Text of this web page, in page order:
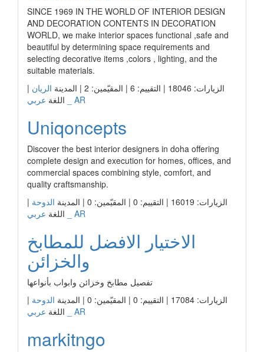
SINCE 1969 IN THE WORLD OF INTERIOR DESIGN
AND DECORATION CONTENTS IN DECORATION
WORLD, we make interior spaces functional ,safe and
beautiful by determining space requirements and
selecting decorative items ,colors , lighting, and the
suitable materials.
الزيارات: 18046 | التقييم: 6 | المقيّمين: 2 | المدينة
الريان |
اللغة عربي _ AR
Uniqoncepts
Discover the best interior designers in doha offering
complete design and execution for homes, offices, and
commercial spaces combining style, comfort, and
quality craftsmanship.
الزيارات: 16019 | التقييم: 0 | المقيّمين: 0 | المدينة
الدوحة |
اللغة عربي _ AR
الاختيار الافضل للمطابخ
والخزائن
تفصيل مطابخ وخزائن وابواب بأنواعها
الزيارات: 17084 | التقييم: 0 | المقيّمين: 0 | المدينة
الدوحة |
اللغة عربي _ AR
markitngo